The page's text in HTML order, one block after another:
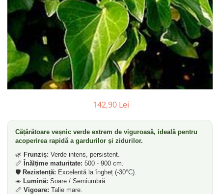
142,90 Lei
Cățărătoare veșnic verde extrem de viguroasă, ideală pentru
acoperirea rapidă a gardurilor și zidurilor.
🌿 Frunziș: Verde intens, persistent.
📏 Înălțime maturitate: 500 - 900 cm.
🛡️ Rezistență: Excelentă la îngheț (-30°C).
☀️ Lumină: Soare / Semiumbră.
📏 Vigoare: Talie mare.